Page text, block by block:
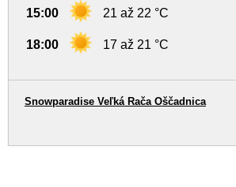
15:00 21 až 22 °C
18:00 17 až 21 °C
Snowparadise Veľká Rača Oščadnica